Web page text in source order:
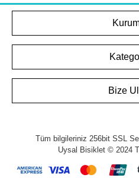
Bize
Tüm bilgileriniz 256bit SSL
Uysal Bisiklet © 2024